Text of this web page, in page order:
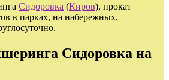
Сидоровка (Киров), прокат
в парках, на набережных,
Сидоровка на